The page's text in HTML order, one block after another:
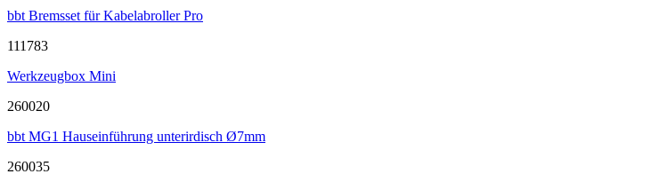
bbt Bremsset für Kabelabroller Pro
111783
Werkzeugbox Mini
260020
bbt MG1 Hauseinführung unterirdisch Ø7mm
260035